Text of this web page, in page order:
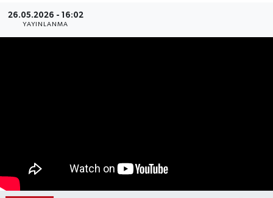
26.05.2026 - 16:02
YAYINLANMA
Gündem
Resmi İlanlar